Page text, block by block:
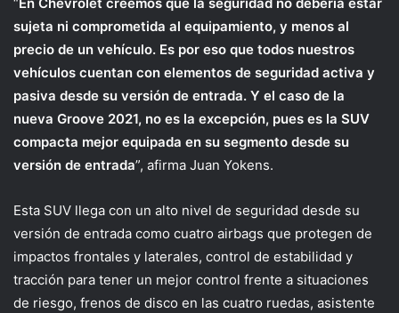
sujeta ni comprometida al equipamiento, y menos al
precio de un vehículo. Es por eso que todos nuestros
vehículos cuentan con elementos de seguridad activa y
pasiva desde su versión de entrada. Y el caso de la
nueva Groove 2021, no es la excepción, pues es la SUV
compacta mejor equipada en su segmento desde su
versión de entrada”, afirma Juan Yokens.
Esta SUV llega con un alto nivel de seguridad desde su
versión de entrada como cuatro airbags que protegen de
impactos frontales y laterales, control de estabilidad y
tracción para tener un mejor control frente a situaciones
de riesgo, frenos de disco en las cuatro ruedas, asistente